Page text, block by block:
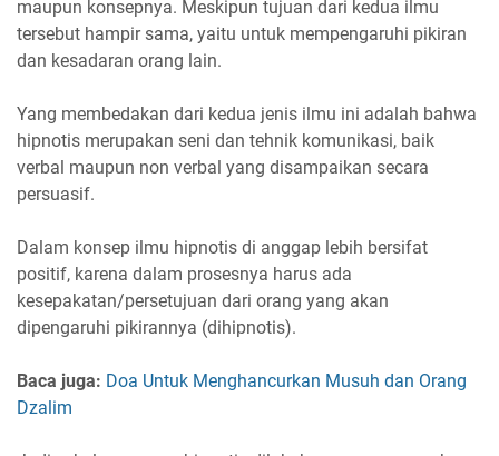
maupun konsepnya. Meskipun tujuan dari kedua ilmu
tersebut hampir sama, yaitu untuk mempengaruhi pikiran
dan kesadaran orang lain.
Yang membedakan dari kedua jenis ilmu ini adalah bahwa
hipnotis merupakan seni dan tehnik komunikasi, baik
verbal maupun non verbal yang disampaikan secara
persuasif.
Dalam konsep ilmu hipnotis di anggap lebih bersifat
positif, karena dalam prosesnya harus ada
kesepakatan/persetujuan dari orang yang akan
dipengaruhi pikirannya (dihipnotis).
Baca juga: Doa Untuk Menghancurkan Musuh dan Orang
Dzalim